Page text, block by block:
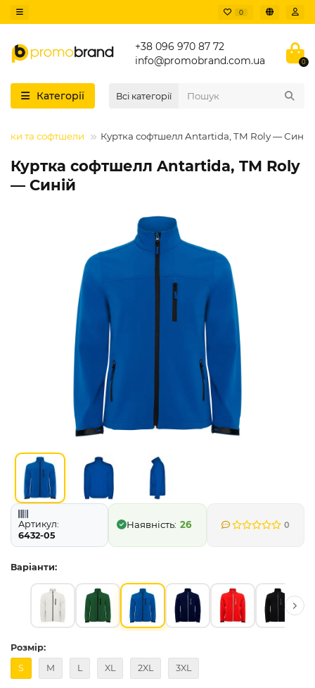
0
+38 096 970 87 72
info@promobrand.com.ua
0
Категорії Всі категорії
та софтшели Куртка софтшелл Antartida, TM Roly — Синій
Куртка софтшелл Antartida, TM Roly
— Синій
Артикул:
6432-05
26 0
Варіанти:
Розмір:
S
M L XL 2XL 3XL